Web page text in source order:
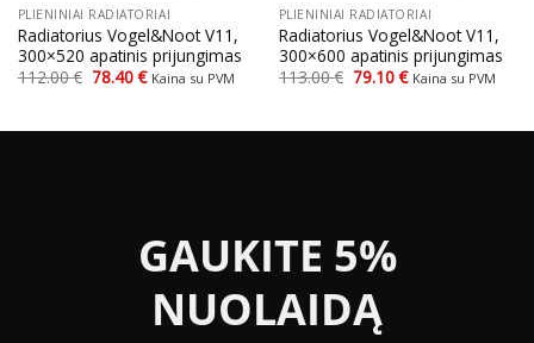
PLIENINIAI RADIATORIAI
Radiatorius Vogel&Noot V11,
300×520 apatinis prijungimas
112.00€ Original
price
78.40€Current
price
Kaina su PVM
PLIENINIAI RADIATORIAI
Radiatorius Vogel&Noot V11,
300×600 apatinis prijungimas
113.00€ Original
price
79.10€Current
price
Kaina su PVM
GAUKITE 5%
NUOLAIDĄ